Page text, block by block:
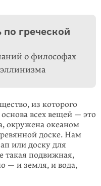
греческой
о философах
из которого
всех вещей — это
окружена океаном
доске. Нам
или доску для
такая подвижная,
— и земля, и вода,